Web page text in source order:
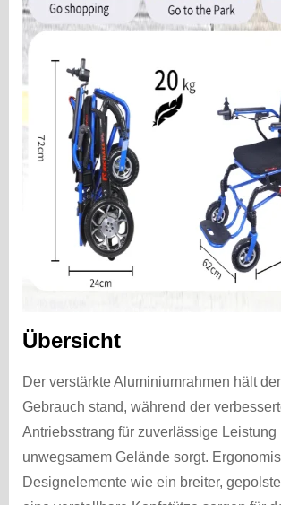
Übersicht
Der verstärkte Aluminiumrahmen hält
Gebrauch stand, während der
Antriebsstrang für zuverlässige Leistung
unwegsamem Gelände sorgt.
Designelemente wie ein breiter,